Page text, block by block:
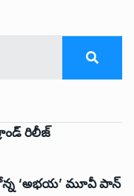
రిలీజ్
‘అభ‌య‌’ మూవీ పాన్